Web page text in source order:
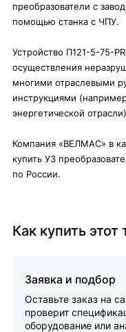
преобразователи с
помощью станка с ЧПУ.
Устройство П121-5-75-
осуществления
многими отраслевыми
инструкциями
энергетической
Компания «ВЕЛМАС» в
купить УЗ
по России.
Как купить этот
Заявка и подбор
Оставьте заказ на
проверит
оборудование или